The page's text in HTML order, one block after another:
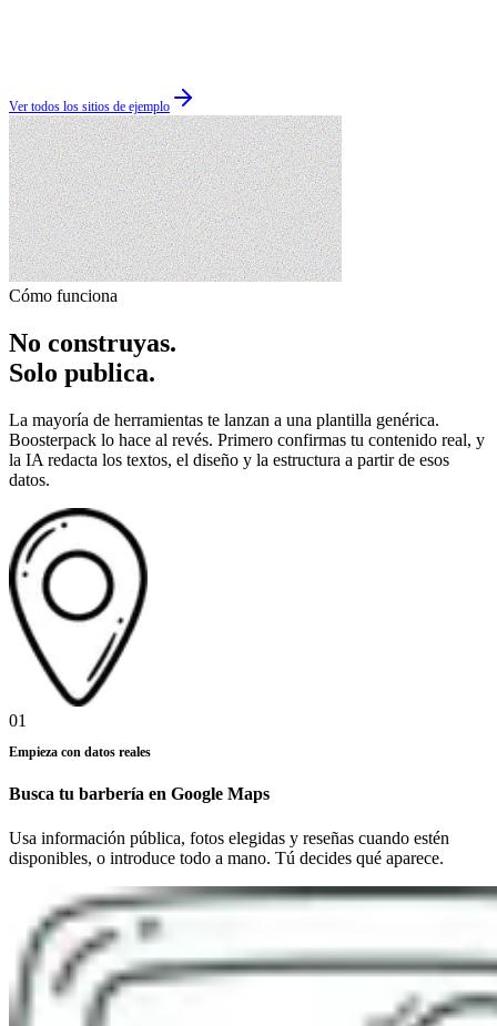
Ver todos los sitios de ejemplo
Cómo funciona
No construyas.
Solo publica.
La mayoría de herramientas te lanzan a una plantilla genérica.
Boosterpack lo hace al revés. Primero confirmas tu contenido real, y
la IA redacta los textos, el diseño y la estructura a partir de esos
datos.
01
Empieza con datos reales
Busca tu barbería en Google Maps
Usa información pública, fotos elegidas y reseñas cuando estén
disponibles, o introduce todo a mano. Tú decides qué aparece.